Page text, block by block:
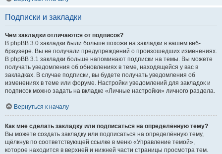
Подписки и закладки
Чем закладки отличаются от подписок?
В phpBB 3.0 закладки были больше похожи на закладки в вашем веб-
браузере. Вы не получали предупреждений о произошедших изменениях.
В phpBB 3.1 закладки больше напоминают подписки на темы. Вы можете
получать уведомления об обновлениях в теме, находящейся у вас в
закладках. В случае подписки, вы будете получать уведомления об
изменениях в теме или форуме. Настройки уведомлений для закладок и
подписок можно задать на вкладке «Личные настройки» личного раздела.
Вернуться к началу
Как мне сделать закладку или подписаться на определённую тему?
Вы можете создать закладку или подписаться на определённую тему,
щёлкнув по соответствующей ссылке в меню «Управление темой»,
которое находится в верхней и нижней части страницы просмотра тем.